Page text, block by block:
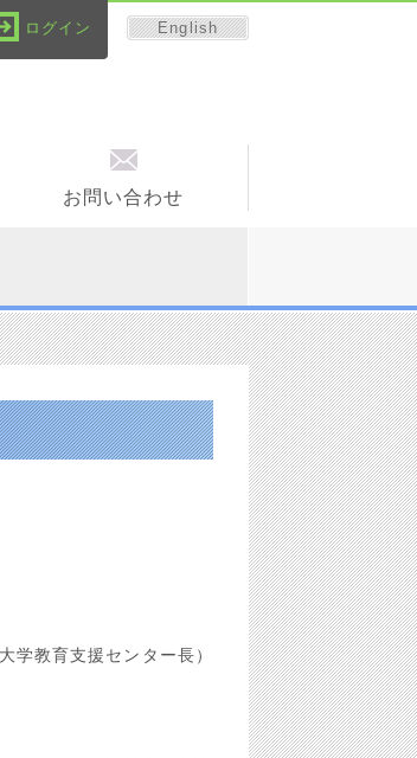
ログイン English
お問い合わせ
教育支援センター長）